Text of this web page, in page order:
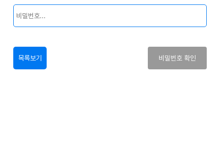
목록보기 비밀번호 확인